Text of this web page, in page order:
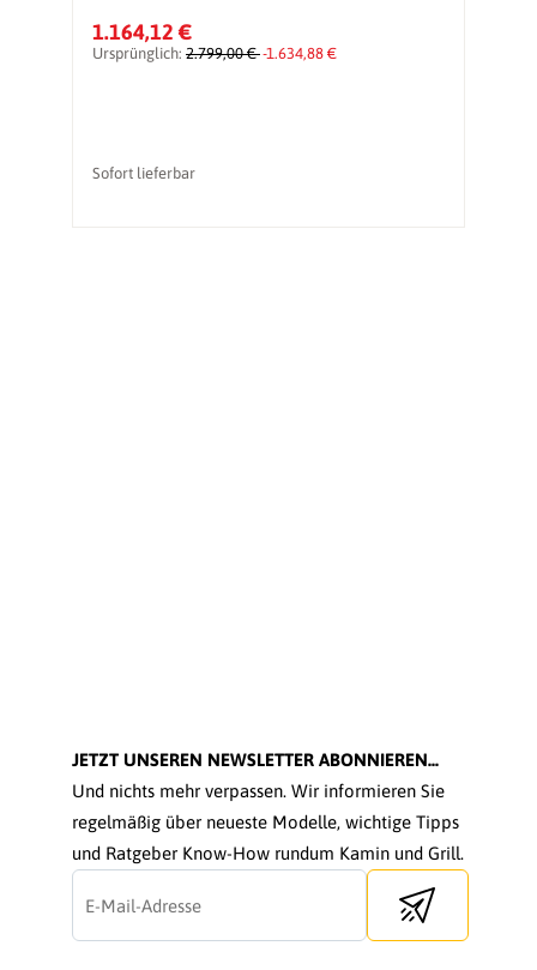
1.164,12 €
Ursprünglich: 2.799,00 €-1.634,88 €
Sofort lieferbar
JETZT UNSEREN NEWSLETTER ABONNIEREN...
Und nichts mehr verpassen. Wir informieren Sie
regelmäßig über neueste Modelle, wichtige Tipps
und Ratgeber Know-How rundum Kamin und Grill.
Send newsletter